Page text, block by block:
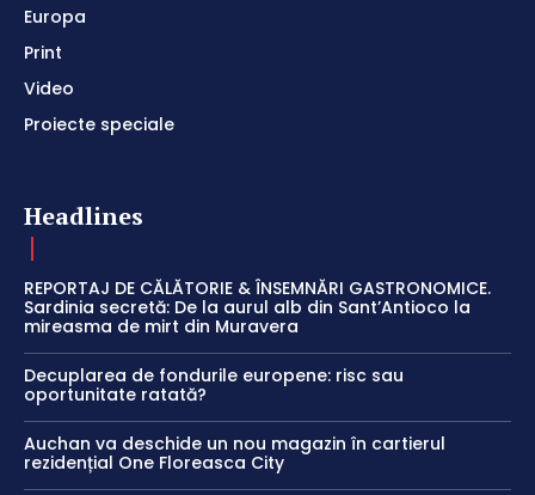
Europa
Print
Video
Proiecte speciale
Headlines
REPORTAJ DE CĂLĂTORIE & ÎNSEMNĂRI GASTRONOMICE.
Sardinia secretă: De la aurul alb din Sant’Antioco la
mireasma de mirt din Muravera
Decuplarea de fondurile europene: risc sau
oportunitate ratată?
Auchan va deschide un nou magazin în cartierul
rezidențial One Floreasca City